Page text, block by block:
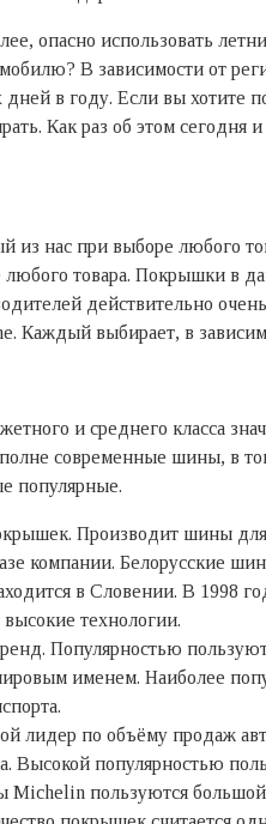
опасно использовать
В зависимости от
в году. Если вы
Как раз об этом сегодня
нас при выборе любого
любого товара. Покрышки в
действительно
Каждый выбирает, в
и среднего класса
современные шины, в
популярные.
Производит шины
компании. Белорусские
в Словении. В 1998
технологии.
Популярностью
именем. Наиболее
лидер по объёму продаж
Высокой популярностью
пользуются